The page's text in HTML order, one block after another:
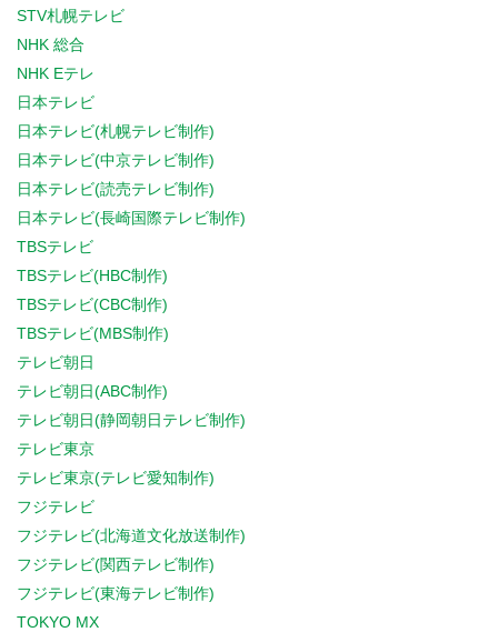
STV札幌テレビ
NHK 総合
NHK Eテレ
日本テレビ
日本テレビ(札幌テレビ制作)
日本テレビ(中京テレビ制作)
日本テレビ(読売テレビ制作)
日本テレビ(長崎国際テレビ制作)
TBSテレビ
TBSテレビ(HBC制作)
TBSテレビ(CBC制作)
TBSテレビ(MBS制作)
テレビ朝日
テレビ朝日(ABC制作)
テレビ朝日(静岡朝日テレビ制作)
テレビ東京
テレビ東京(テレビ愛知制作)
フジテレビ
フジテレビ(北海道文化放送制作)
フジテレビ(関西テレビ制作)
フジテレビ(東海テレビ制作)
TOKYO MX